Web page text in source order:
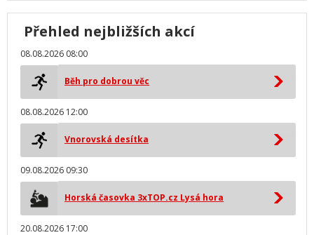
Přehled nejbližších akcí
08.08.2026 08:00
Běh pro dobrou věc
08.08.2026 12:00
Vnorovská desítka
09.08.2026 09:30
Horská časovka 3xTOP.cz Lysá hora
20.08.2026 17:00